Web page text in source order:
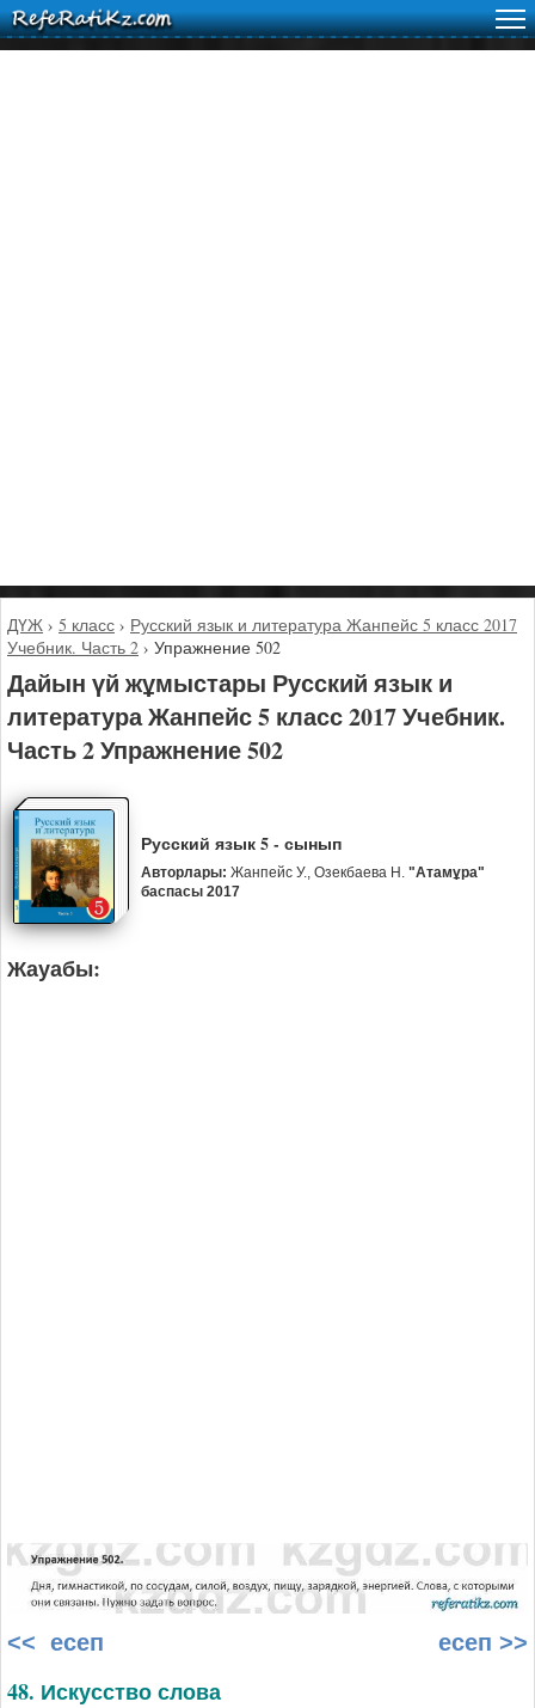
ДҮЖ › 5 класс › Русский язык и литература Жанпейс 5 класс 2017
Учебник. Часть 2 › Упражнение 502
Дайын үй жұмыстары Русский язык и
литература Жанпейс 5 класс 2017 Учебник.
Часть 2 Упражнение 502
Русский язык 5 - сынып
Авторлары: Жанпейс У., Озекбаева Н. "Атамұра"
баспасы 2017
Жауабы:
<< есеп есеп >>
48. Искусство слова